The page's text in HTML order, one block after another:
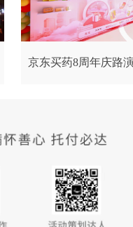
京东买药8周年庆路